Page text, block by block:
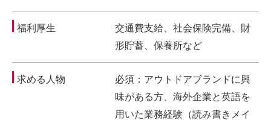
福利厚生
交通費支給、社会保険完備、財
形貯蓄、保養所など
求める人物
必須：アウトドアブランドに興
味がある方、海外企業と英語を
用いた業務経験（読み書きメイ